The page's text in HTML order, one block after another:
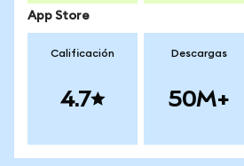
App Store
Calificación
4.7
Descargas
50M+